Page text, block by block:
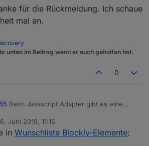
eine Fehlermeldung.
mir dann den Baustein in JS ansehe,
Adapter 4.1.13
für die Rückmeldung. Ich schaue
mal an.
unten im Beitrag wenn er euch geholfen hat.
0
Beim Javascript Adapter gibt es eine
schon ein paar Beiträge im Forum.
Okay, danke für die Rückmeldung. Ich
es mir bei gelegenheit mal an.
6. Juni 2019, 11:15
von
in Wunschliste Blockly-Elemente: